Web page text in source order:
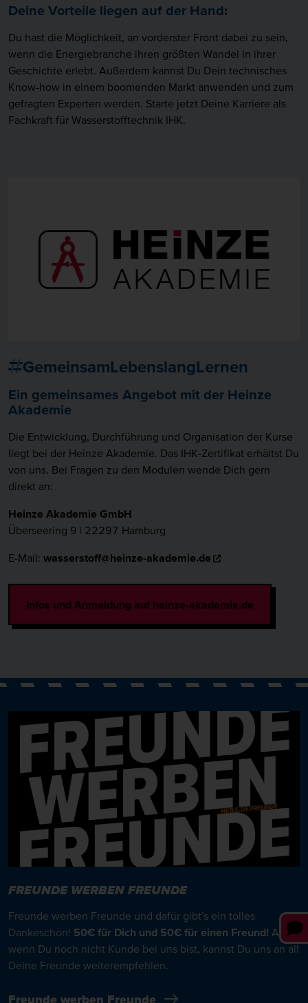
Deine Vorteile liegen auf der Hand:
Du hast die Möglichkeit, an vorderster Front dabei zu sein,
wenn die Energiebranche ihren größten Wandel in ihrer
Geschichte erlebt. Außerdem kannst Du Dein technisches
Know-how in einem boomenden Markt anwenden und zum
gefragten Experten werden. Starte jetzt Deine Karriere als
Fachkraft für Wasserstofftechnik IHK.
GemeinsamLebenslangLernen
Ein gemeinsames Angebot mit der Heinze
Akademie
Die Entwicklung, Durchführung und Organisation der Kurse
liegt bei der Heinze Akademie. Das IHK-Zertifikat erhältst Du
von uns. Bei Fragen zu den Modulen wende Dich gern
direkt an:
Heinze Akademie GmbH
Überseering 9 | 22297 Hamburg
E-Mail: wasserstoff@heinze-akademie.de
Infos und Anmeldung auf heinze-akademie.de
FREUNDE WERBEN FREUNDE
Freunde werben Freunde und dafür gibt’s ein tolles
Dankeschön! 50€ für Dich und 50€ für einen Freund! Auch
wenn Du noch nicht Kunde bei uns bist, kannst Du uns an all
Deine Freunde weiterempfehlen.
Freunde werben Freunde